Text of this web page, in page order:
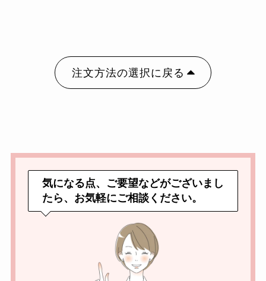
注文方法の選択に戻る
気になる点、ご要望などがございまし
たら、お気軽にご相談ください。